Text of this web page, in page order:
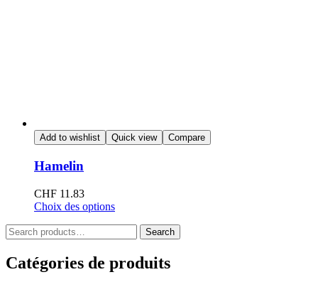
Add to wishlist Quick view Compare
Hamelin
CHF 11.83
Choix des options
Search
Catégories de produits